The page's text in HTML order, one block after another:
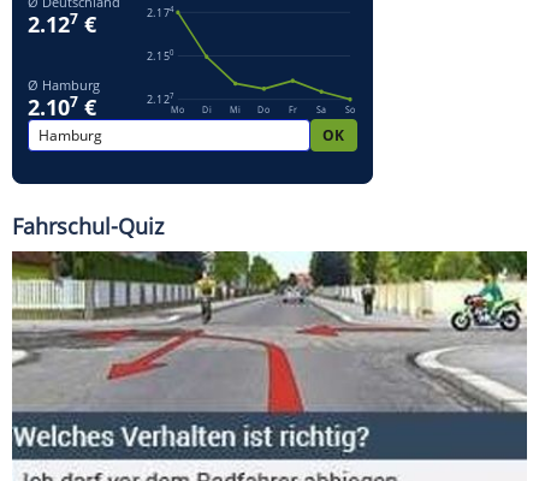
Fahrschul-Quiz